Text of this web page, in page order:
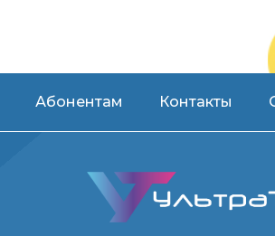
Абонентам Контакты